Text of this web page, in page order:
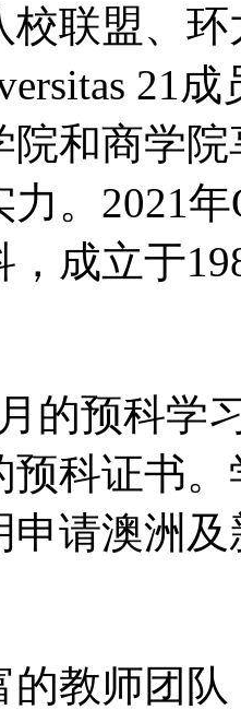
校联盟、
21
院和商学
。2021
成立于
的预科学
预科证书
申请澳洲
的教师团